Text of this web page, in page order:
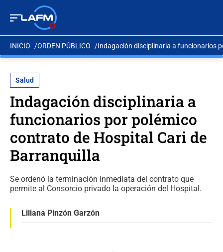
INICIO ORDEN PÚBLICO Indagación disciplinaria a funcionarios
Salud
Indagación disciplinaria a
funcionarios por polémico
contrato de Hospital Cari de
Barranquilla
Se ordenó la terminación inmediata del contrato que
permite al Consorcio privado la operación del Hospital.
Liliana Pinzón Garzón